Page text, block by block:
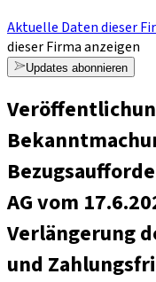
Aktuelle Daten dieser
dieser Firma anzeigen
Updates abonnieren
AG vom
Verlängerung
und